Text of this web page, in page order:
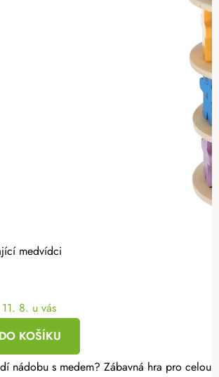
medvídci
8. u vás
DO KOŠÍKU
nádobu s medem? Zábavná hra pro